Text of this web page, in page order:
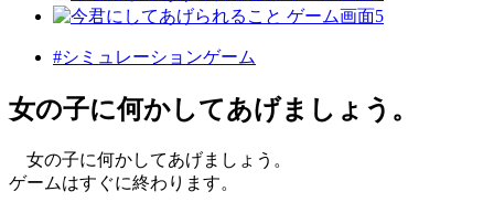
#シミュレーションゲーム
女の子に何かしてあげましょう。
女の子に何かしてあげましょう。
ゲームはすぐに終わります。